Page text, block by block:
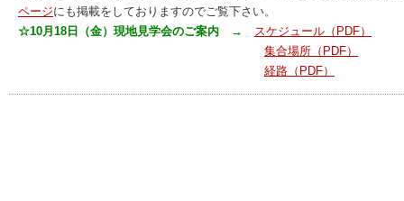
ページにも掲載をしておりますのでご覧下さい。
☆10月18日（金）現地見学会のご案内 →
スケジュール（PDF）
集合場所（PDF）
経路（PDF）